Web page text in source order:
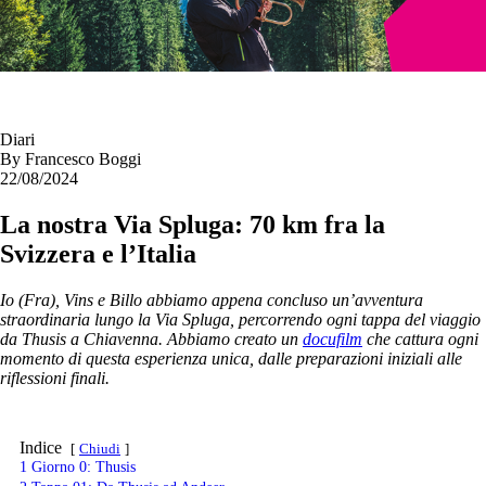
Diari
By Francesco Boggi
22/08/2024
La nostra Via Spluga: 70 km fra la
Svizzera e l’Italia
Io (Fra), Vins e Billo abbiamo appena concluso un’avventura
straordinaria lungo la Via Spluga, percorrendo ogni tappa del viaggio
da Thusis a Chiavenna. Abbiamo creato un docufilm che cattura ogni
momento di questa esperienza unica, dalle preparazioni iniziali alle
riflessioni finali.
Indice Chiudi
1 Giorno 0: Thusis